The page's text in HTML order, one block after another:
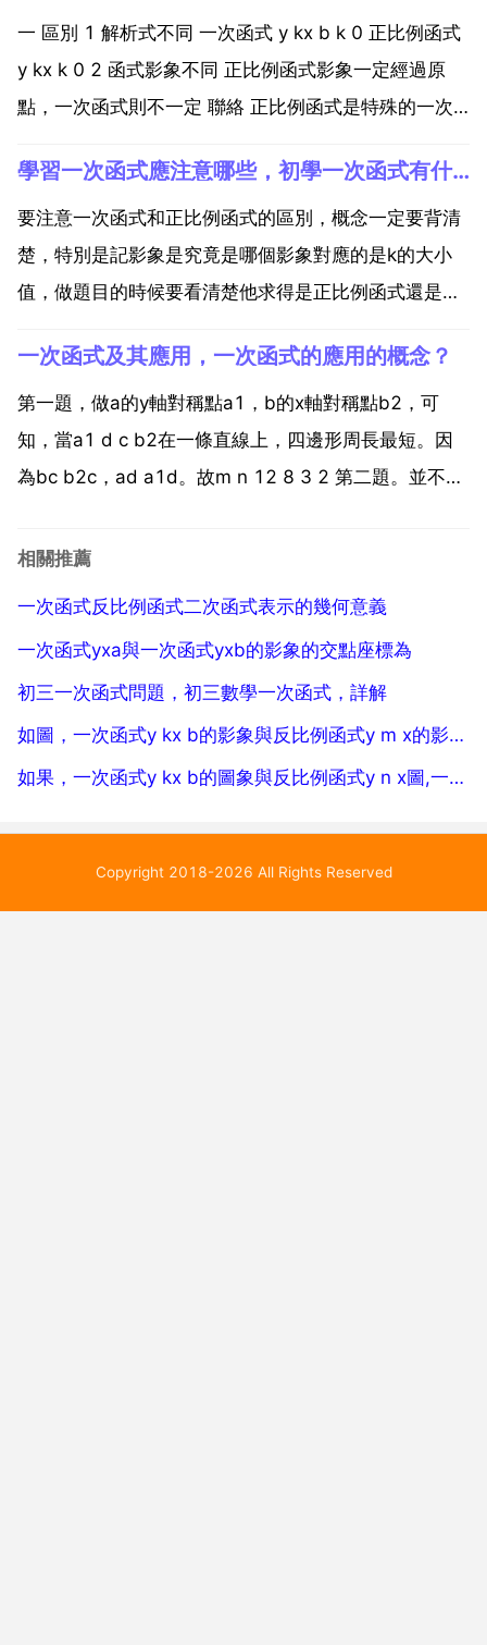
一 區別 1 解析式不同 一次函式 y kx b k 0 正比例函式
y kx k 0 2 函式影象不同 正比例函式影象一定經過原
點，一次函式則不一定 聯絡 正比例函式是特殊的一次
一次函式是函式中的一種，一般形如y kx b k，b是常
數，k ...
學習一次函式應注意哪些，初學一次函式有什麼該注意的或重點和技巧嗎？
要注意一次函式和正比例函式的區別，概念一定要背清
楚，特別是記影象是究竟是哪個影象對應的是k的大小
值，做題目的時候要看清楚他求得是正比例函式還是一
師教給你，所以說師傅領進門，修行靠個人。如果需
要，我就是你的超人。多看一些典型例題 特別是複雜的
題目 要從已...
一次函式及其應用，一次函式的應用的概念？
第一題，做a的y軸對稱點a1，b的x軸對稱點b2，可
知，當a1 d c b2在一條直線上，四邊形周長最短。因
為bc b2c，ad a1d。故m n 12 8 3 2 第二題。並不知
5，2 到 9,6 或者 5,6 到 9,2 得解析式為y x 3或者...
相關推薦
一次函式反比例函式二次函式表示的幾何意義
一次函式yxa與一次函式yxb的影象的交點座標為
初三一次函式問題，初三數學一次函式，詳解
如圖，一次函式y kx b的影象與反比例函式y m x的影象相交於點A（ 3,1） 點B（2，n）兩點
如果，一次函式y kx b的圖象與反比例函式y n x圖,一次函式y kx b的影象與反比例函式y m
Copyright 2018-2026 All Rights Reserved